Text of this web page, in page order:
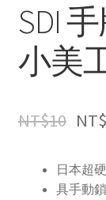
SDI
小美
NT$10 NT$
日本超
具手動